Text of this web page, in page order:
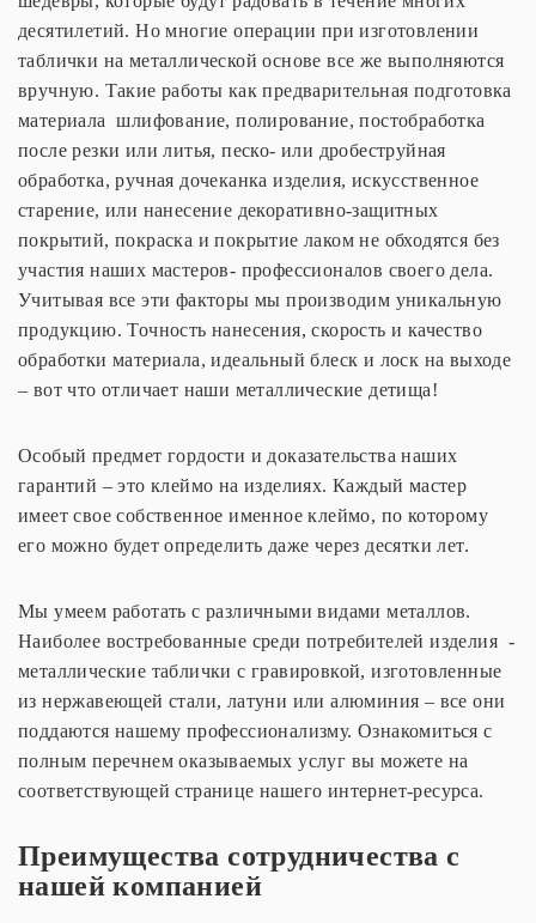
десятилетий. Но многие операции при изготовлении
таблички на металлической основе все же выполняются
вручную. Такие работы как предварительная подготовка
материала шлифование, полирование, постобработка
после резки или литья, песко- или дробеструйная
обработка, ручная дочеканка изделия, искусственное
старение, или нанесение декоративно-защитных
покрытий, покраска и покрытие лаком не обходятся без
участия наших мастеров- профессионалов своего дела.
Учитывая все эти факторы мы производим уникальную
продукцию. Точность нанесения, скорость и качество
обработки материала, идеальный блеск и лоск на выходе
– вот что отличает наши металлические детища!
Особый предмет гордости и доказательства наших
гарантий – это клеймо на изделиях. Каждый мастер
имеет свое собственное именное клеймо, по которому
его можно будет определить даже через десятки лет.
Мы умеем работать с различными видами металлов.
Наиболее востребованные среди потребителей изделия -
металлические таблички с гравировкой, изготовленные
из нержавеющей стали, латуни или алюминия – все они
поддаются нашему профессионализму. Ознакомиться с
полным перечнем оказываемых услуг вы можете на
соответствующей странице нашего интернет-ресурса.
Преимущества сотрудничества с
нашей компанией